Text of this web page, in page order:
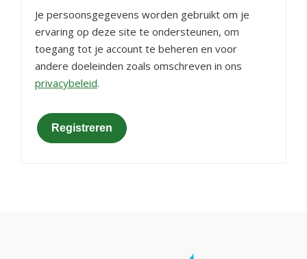
Je persoonsgegevens worden gebruikt om je
ervaring op deze site te ondersteunen, om
toegang tot je account te beheren en voor
andere doeleinden zoals omschreven in ons
privacybeleid.
Registreren